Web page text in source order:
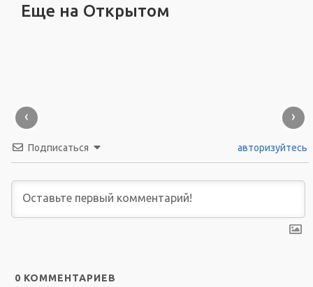
Еще на Открытом
‹ ›
Подписаться авторизуйтесь
0 КОММЕНТАРИЕВ